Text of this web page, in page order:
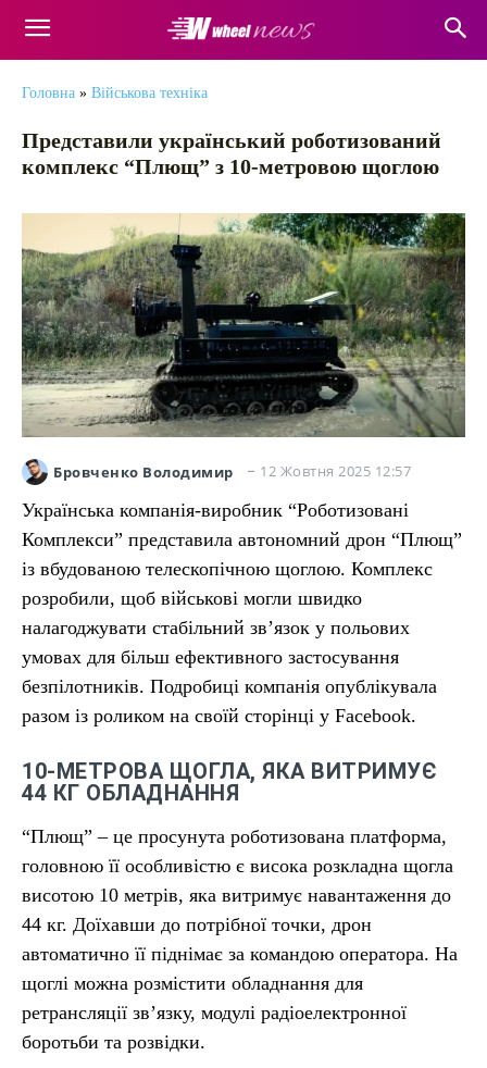
Головна » Військова техніка
Представили український роботизований
комплекс “Плющ” з 10-метровою щоглою
Бровченко Володимир 12 Жовтня 2025 12:57
Українська компанія-виробник “Роботизовані
Комплекси” представила автономний дрон “Плющ”
із вбудованою телескопічною щоглою. Комплекс
розробили, щоб військові могли швидко
налагоджувати стабільний зв’язок у польових
умовах для більш ефективного застосування
безпілотників. Подробиці компанія опублікувала
разом із роликом на своїй сторінці у Facebook.
10-МЕТРОВА ЩОГЛА, ЯКА ВИТРИМУЄ
44 КГ ОБЛАДНАННЯ
“Плющ” – це просунута роботизована платформа,
головною її особливістю є висока розкладна щогла
висотою 10 метрів, яка витримує навантаження до
44 кг. Доїхавши до потрібної точки, дрон
автоматично її піднімає за командою оператора. На
щоглі можна розмістити обладнання для
ретрансляції зв’язку, модулі радіоелектронної
боротьби та розвідки.